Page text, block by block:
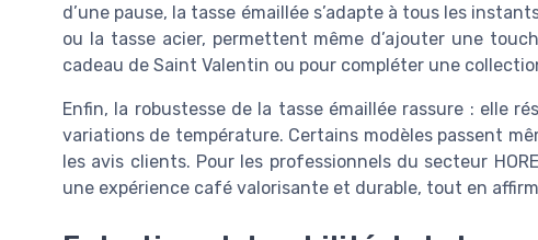
d’une pause, la tasse émaillée s’adapte à tous les
ou la tasse acier, permettent même d’ajouter une
cadeau de Saint Valentin ou pour compléter une
Enfin, la robustesse de la tasse émaillée rassure : elle
variations de température. Certains modèles passent
les avis clients. Pour les professionnels du secteur
une expérience café valorisante et durable, tout en